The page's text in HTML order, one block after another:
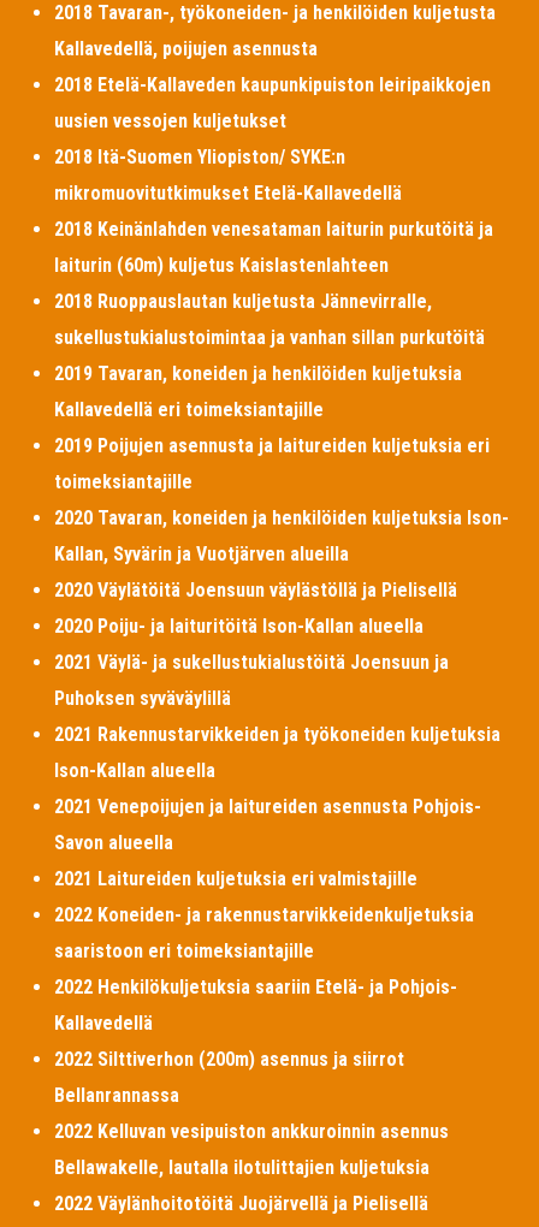
2018 Tavaran-, työkoneiden- ja henkilöiden kuljetusta
Kallavedellä, poijujen asennusta
2018 Etelä-Kallaveden kaupunkipuiston leiripaikkojen
uusien vessojen kuljetukset
2018 Itä-Suomen Yliopiston/ SYKE:n
mikromuovitutkimukset Etelä-Kallavedellä
2018 Keinänlahden venesataman laiturin purkutöitä ja
laiturin (60m) kuljetus Kaislastenlahteen
2018 Ruoppauslautan kuljetusta Jännevirralle,
sukellustukialustoimintaa ja vanhan sillan purkutöitä
2019 Tavaran, koneiden ja henkilöiden kuljetuksia
Kallavedellä eri toimeksiantajille
2019 Poijujen asennusta ja laitureiden kuljetuksia eri
toimeksiantajille
2020 Tavaran, koneiden ja henkilöiden kuljetuksia Ison-
Kallan, Syvärin ja Vuotjärven alueilla
2020 Väylätöitä Joensuun väylästöllä ja Pielisellä
2020 Poiju- ja laituritöitä Ison-Kallan alueella
2021 Väylä- ja sukellustukialustöitä Joensuun ja
Puhoksen syväväylillä
2021 Rakennustarvikkeiden ja työkoneiden kuljetuksia
Ison-Kallan alueella
2021 Venepoijujen ja laitureiden asennusta Pohjois-
Savon alueella
2021 Laitureiden kuljetuksia eri valmistajille
2022 Koneiden- ja rakennustarvikkeidenkuljetuksia
saaristoon eri toimeksiantajille
2022 Henkilökuljetuksia saariin Etelä- ja Pohjois-
Kallavedellä
2022 Silttiverhon (200m) asennus ja siirrot
Bellanrannassa
2022 Kelluvan vesipuiston ankkuroinnin asennus
Bellawakelle, lautalla ilotulittajien kuljetuksia
2022 Väylänhoitotöitä Juojärvellä ja Pielisellä